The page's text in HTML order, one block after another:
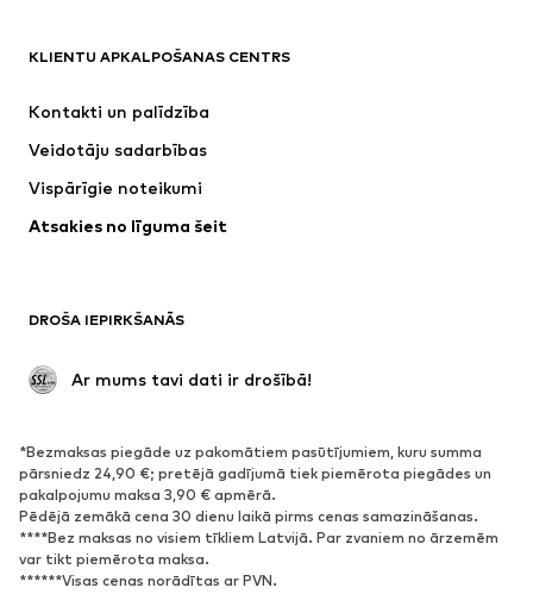
Jaunumi
Šobrīd populāri
Apakšveļa
Mēteļi
Svinības
Ekskluzīvi
APAVI
Jaunumi
Šobrīd populāri
Brīvā laika apavi
Puszābaki
Augstpapēžu apavi
Zābaki
KLIENTU APKALPOŠANAS CENTRS
Kontakti un palīdzība
Veidotāju sadarbības
Vispārīgie noteikumi
Atsakies no līguma šeit
DROŠA IEPIRKŠANĀS
Ar mums tavi dati ir drošībā!
*Bezmaksas piegāde uz pakomātiem pasūtījumiem, kuru summa
pārsniedz 24,90 €; pretējā gadījumā tiek piemērota piegādes un
pakalpojumu maksa 3,90 € apmērā.
Pēdējā zemākā cena 30 dienu laikā pirms cenas samazināšanas.
****Bez maksas no visiem tīkliem Latvijā. Par zvaniem no ārzemēm
var tikt piemērota maksa.
******Visas cenas norādītas ar PVN.